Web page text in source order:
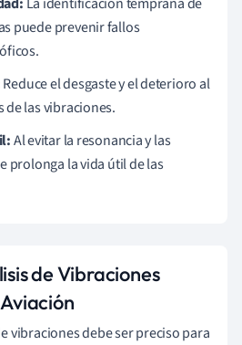
puede prevenir fallos
Reduce el desgaste y el deterioro al
las vibraciones.
Al evitar la resonancia y las
prolonga la vida útil de las
de Vibraciones
vibraciones debe ser preciso para